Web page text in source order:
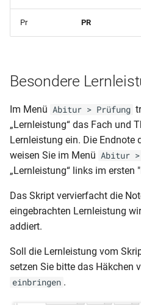
Pr PR
Besondere
Im Menü Abitur > Prüfung
„Lernleistung“ das Fach und
Lernleistung ein. Die Endnote
weisen Sie im Menü Abitur >
„Lernleistung“ links im ersten
Das Skript vervierfacht die
eingebrachten Lernleistung
addiert.
Soll die Lernleistung vom
setzen Sie bitte das Häkchen
einbringen .